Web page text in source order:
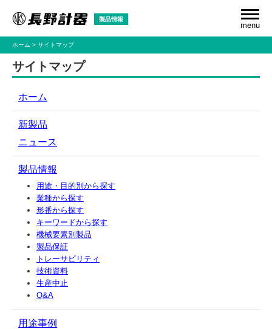
製品情報 menu
ホーム サイトマップ
サイトマップ
ホーム
新製品
ニュース
製品情報
用途・目的別から探す
業種から探す
形番から探す
キーワードから探す
機械要素別製品
製品保証
トレーサビリティ
技術資料
生産中止
Q&A
用途事例